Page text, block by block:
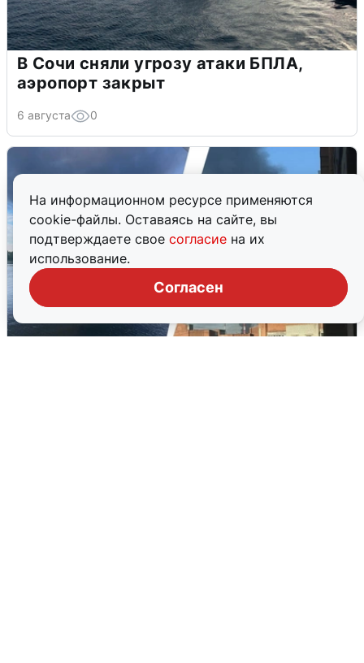
На информационном ресурсе применяются
cookie-файлы. Оставаясь на сайте, вы
подтверждаете свое согласие на их
использование.
Согласен
В Сочи сняли угрозу атаки БПЛА,
аэропорт закрыт
6 августа 0